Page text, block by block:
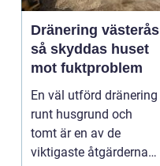
Dränering västerås
så skyddas huset
mot fuktproblem
En väl utförd dränering
runt husgrund och
tomt är en av de
viktigaste åtgärderna